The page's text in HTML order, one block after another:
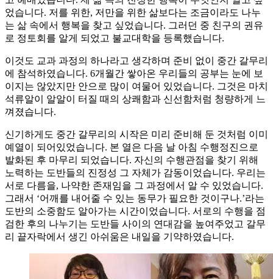
었습니다. 저를 위한, 저만을 위한 삶보다는 조금이라도 나누
는 삶 속에서 행복을 찾고 싶었습니다. 그러던 중 친구의 권유
로 정토회를 알게 되었고 불교대학을 등록했습니다.
이것도 교과 과정의 하나라고 생각하며 준비 없이 중간 갈무리
에 참석하였습니다. 6개월간 쌓아온 우리들의 공부는 눈에 보
이지는 않았지만 안으로 많이 여물어 있었습니다. 그것은 마치
석류알이 알알이 터질 때의 상쾌함과 신선함처럼 청량하게 느
껴졌습니다.
신기하게도 중간 갈무리의 시작은 미리 준비해 둔 것처럼 이미
예열이 되어있었습니다. 본 열은 다음 날 아침 수행정진으로
발화된 후 마무리 되었습니다. 자신의 수행관점을 찾기 위해
노력하는 도반들의 진정성 그 자체가 감동이었습니다. 우리는
서로 다름을, 나약한 존재임을 그 과정에서 알 수 있었습니다.
그래서 ‘어깨를 내어줄 수 있는 동무가 필요한 것이구나.’라는
도반의 소중함도 알아가는 시간이었습니다. 서로의 수행을 점
검한 후의 나누기는 도반들 사이의 연대감을 높여주었고 갈무
리 끝자락에서 생긴 아쉬움은 내일을 기약하였습니다.